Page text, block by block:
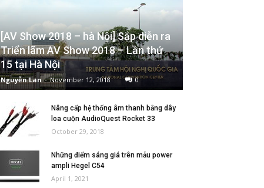
[AV Show 2018 – hà Nội] Sắp diễn ra
Triển lãm AV Show 2018 – Lần thứ
15 tại Hà Nội
Nguyễn Lan - November 12, 2018 0
Nâng cấp hệ thống âm thanh bằng dây
loa cuộn AudioQuest Rocket 33
October 29, 2018
Những điểm sáng giá trên mẫu power
ampli Hegel C54
April 1, 2021